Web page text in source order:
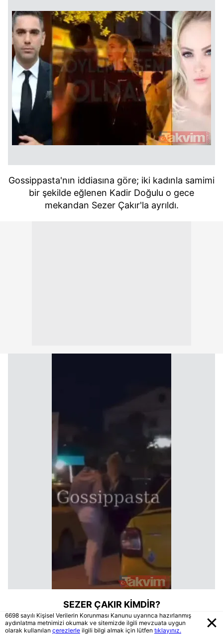
Gossippasta'nın iddiasına göre; iki kadınla samimi
bir şekilde eğlenen Kadir Doğulu o gece
mekandan Sezer Çakır'la ayrıldı.
SEZER ÇAKIR KİMDİR?
1979 yılında doğan Sezer Çakır 44 yaşındadır.
6698 sayılı Kişisel Verilerin Korunması Kanunu uyarınca hazırlanmış
aydınlatma metnimizi okumak ve sitemizde ilgili mevzuata uygun
olarak kullanılan çerezlerle ilgili bilgi almak için lütfen tıklayınız.